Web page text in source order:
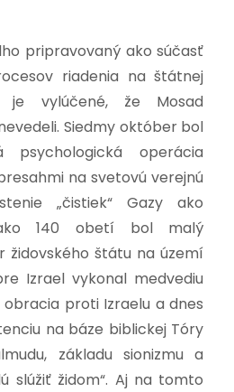
pripravovaný ako súčasť
riadenia na štátnej
je vylúčené, že Mosad
Siedmy október bol
psychologická operácia
na svetovú verejnú
„čistiek“ Gazy ako
140 obetí bol malý
židovského štátu na území
Izrael vykonal medvediu
proti Izraelu a dnes
na báze biblickej Tóry
základu sionizmu a
slúžiť židom“. Aj na tomto